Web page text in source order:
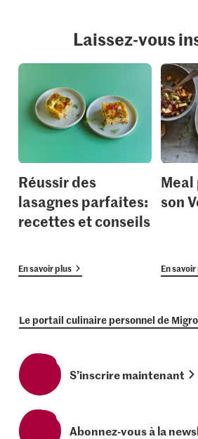
Laissez-vous
Réussir des
lasagnes parfaites:
recettes et conseils
En savoir plus
son
En
Le portail culinaire personnel de
S’inscrire maintenant
Abonnez-vous à la